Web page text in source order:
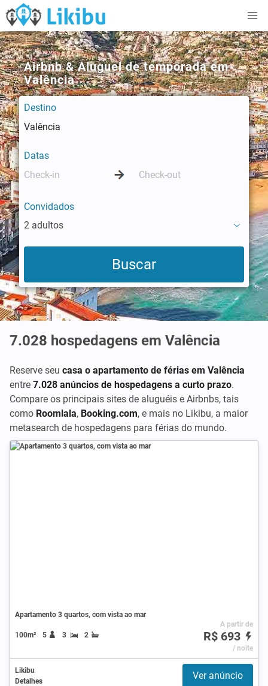
Airbnb & Aluguel de temporada em
Valência
Destino
Datas
Convidados
2 adultos
7.028 hospedagens em Valência
Reserve seu casa o apartamento de férias em Valência
entre 7.028 anúncios de hospedagens a curto prazo.
Compare os principais sites de aluguéis e Airbnbs, tais
como Roomlala, Booking.com, e mais no Likibu, a maior
metasearch de hospedagens para férias do mundo.
Apartamento 3 quartos, com vista ao mar
100m² 5 3 2
A partir de
R$ 693
/ noite
Likibu
Detalhes
Ver anúncio